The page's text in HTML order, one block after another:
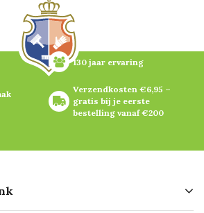
130 jaar ervaring
Verzendkosten €6,95 –
gratis bij je eerste
bestelling vanaf €200